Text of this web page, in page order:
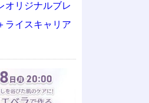
オリジナルブレ
ライスキャリア